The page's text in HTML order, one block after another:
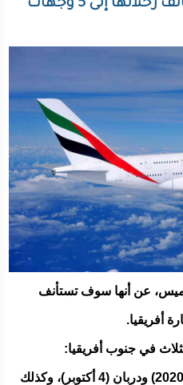
شركة طيران الإمارات تستأنف رحلاتها إلى 5 وجهات
عن أنها سوف تستأنف
في جنوب أفريقيا:
جوهانسبرغ وكيب تاون (1 أكتوبر 2020) ودربان (4 أكتوبر)، وكذلك